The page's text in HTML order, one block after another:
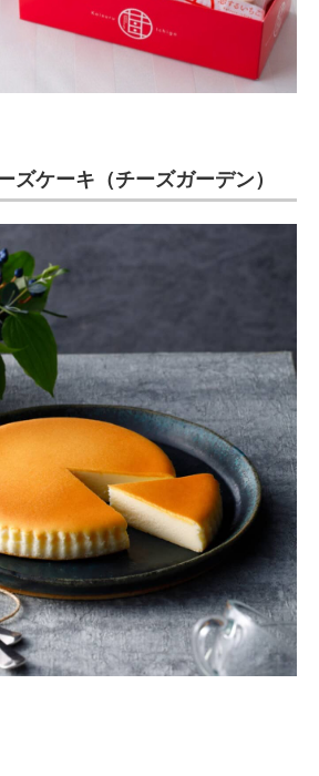
ズケーキ（チーズガーデン）